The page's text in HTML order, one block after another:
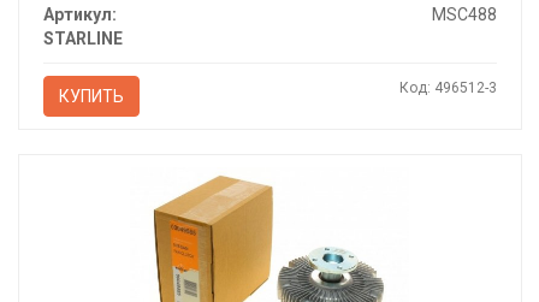
Артикул:
MSC488
STARLINE
КУПИТЬ Код: 496512-3